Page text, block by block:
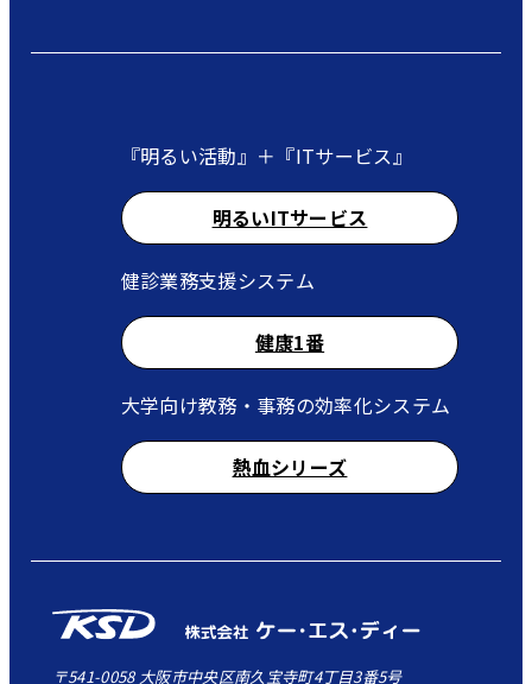
『明るい活動』＋『ITサービス』
明るいITサービス
健診業務支援システム
健康1番
大学向け教務・事務の効率化システム
熱血シリーズ
〒541-0058 大阪市中央区南久宝寺町4丁目3番5号